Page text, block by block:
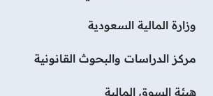
وزارة المالية السعودية
مركز الدراسات والبحوث القانونية
هيئة السوق المالية